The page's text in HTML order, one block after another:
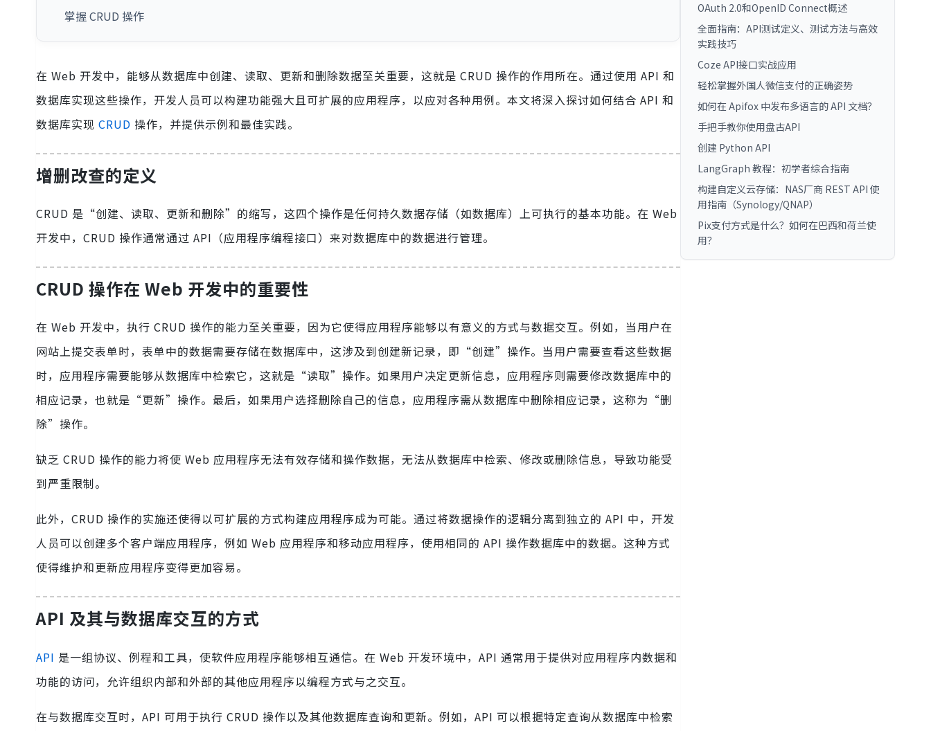
掌握 CRUD 操作
在 Web 开发中，能够从数据库中创建、读取、更新和删除数据至关重要，这就是 CRUD 操作的作用所在。通过使用 API 和
数据库实现这些操作，开发人员可以构建功能强大且可扩展的应用程序，以应对各种用例。本文将深入探讨如何结合 API 和
数据库实现 CRUD 操作，并提供示例和最佳实践。
增删改查的定义
CRUD 是“创建、读取、更新和删除”的缩写，这四个操作是任何持久数据存储（如数据库）上可执行的基本功能。在 Web
开发中，CRUD 操作通常通过 API（应用程序编程接口）来对数据库中的数据进行管理。
CRUD 操作在 Web 开发中的重要性
在 Web 开发中，执行 CRUD 操作的能力至关重要，因为它使得应用程序能够以有意义的方式与数据交互。例如，当用户在
网站上提交表单时，表单中的数据需要存储在数据库中，这涉及到创建新记录，即“创建”操作。当用户需要查看这些数据
时，应用程序需要能够从数据库中检索它，这就是“读取”操作。如果用户决定更新信息，应用程序则需要修改数据库中的
相应记录，也就是“更新”操作。最后，如果用户选择删除自己的信息，应用程序需从数据库中删除相应记录，这称为“删
除”操作。
缺乏 CRUD 操作的能力将使 Web 应用程序无法有效存储和操作数据，无法从数据库中检索、修改或删除信息，导致功能受
到严重限制。
此外，CRUD 操作的实施还使得以可扩展的方式构建应用程序成为可能。通过将数据操作的逻辑分离到独立的 API 中，开发
人员可以创建多个客户端应用程序，例如 Web 应用程序和移动应用程序，使用相同的 API 操作数据库中的数据。这种方式
使得维护和更新应用程序变得更加容易。
API 及其与数据库交互的方式
API 是一组协议、例程和工具，使软件应用程序能够相互通信。在 Web 开发环境中，API 通常用于提供对应用程序内数据和
功能的访问，允许组织内部和外部的其他应用程序以编程方式与之交互。
在与数据库交互时，API 可用于执行 CRUD 操作以及其他数据库查询和更新。例如，API 可以根据特定查询从数据库中检索
OAuth 2.0和OpenID Connect概述
全面指南：API测试定义、测试方法与高效
实践技巧
Coze API接口实战应用
轻松掌握外国人微信支付的正确姿势
如何在 Apifox 中发布多语言的 API 文档？
手把手教你使用盘古API
创建 Python API
LangGraph 教程：初学者综合指南
构建自定义云存储：NAS厂商 REST API 使
用指南（Synology/QNAP）
Pix支付方式是什么？如何在巴西和荷兰使
用？